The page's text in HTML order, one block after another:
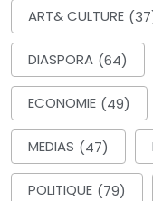
ART& CULTURE
DIASPORA (64)
ECONOMIE (49)
MEDIAS (47)
POLITIQUE (79)